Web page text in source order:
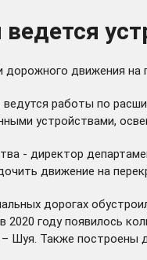
движения на
работы по
устройствами,
- директор
движение на
дорогах
2020 году появилось
Шуя. Также построены